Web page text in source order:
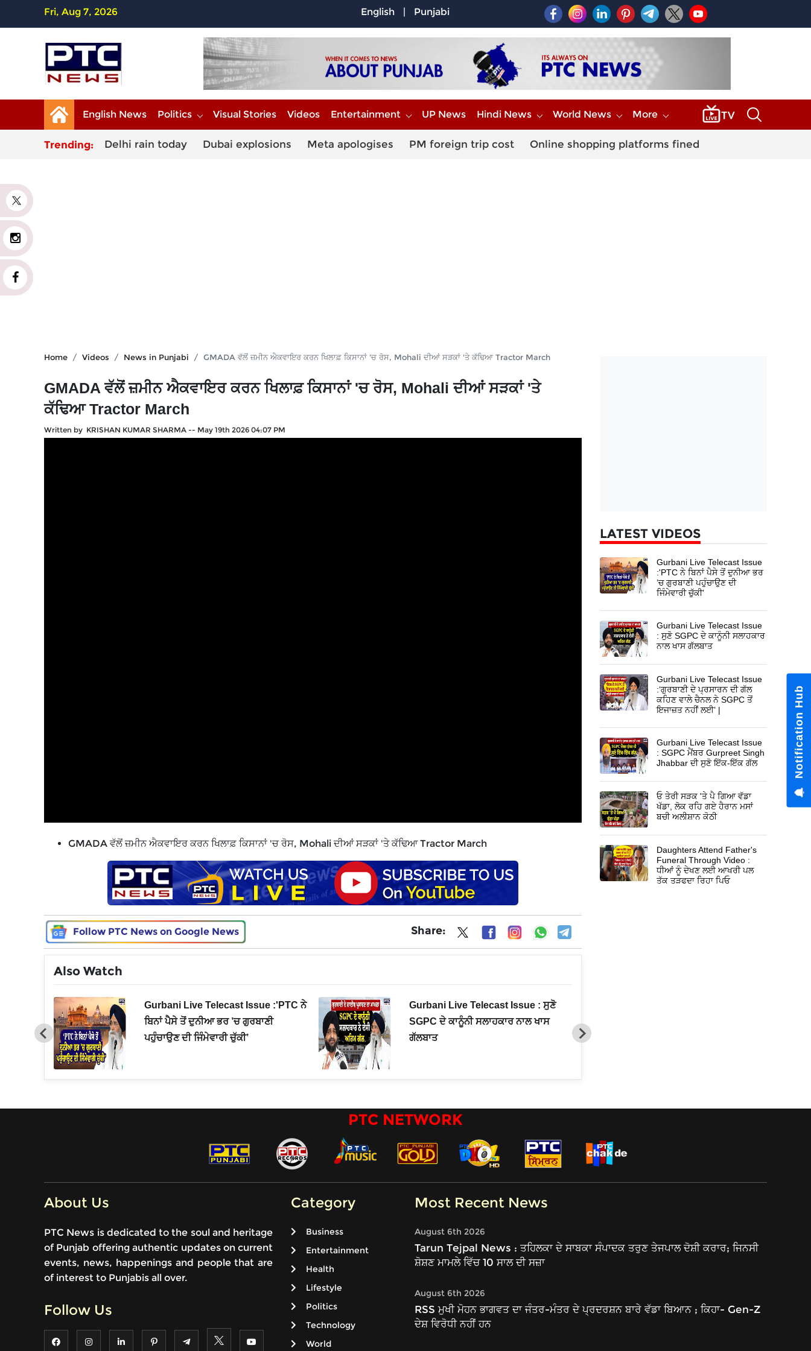
Fri, Aug 7, 2026 English | Punjabi
English News Politics Visual Stories Videos Entertainment UP News Hindi News World News More
Trending: Delhi rain today Dubai explosions Meta apologises PM foreign trip cost Online shopping platforms fined
Home Videos News in Punjabi GMADA ਵੱਲੋਂ ਜ਼ਮੀਨ ਐਕਵਾਇਰ ਕਰਨ ਖਿਲਾਫ਼ ਕਿਸਾਨਾਂ 'ਚ ਰੋਸ, Mohali ਦੀਆਂ ਸੜਕਾਂ 'ਤੇ ਕੱਢਿਆ Tractor March
GMADA ਵੱਲੋਂ ਜ਼ਮੀਨ ਐਕਵਾਇਰ ਕਰਨ ਖਿਲਾਫ਼ ਕਿਸਾਨਾਂ 'ਚ ਰੋਸ, Mohali ਦੀਆਂ ਸੜਕਾਂ 'ਤੇ
ਕੱਢਿਆ Tractor March
Written by KRISHAN KUMAR SHARMA -- May 19th 2026 04:07 PM
GMADA ਵੱਲੋਂ ਜ਼ਮੀਨ ਐਕਵਾਇਰ ਕਰਨ ਖਿਲਾਫ਼ ਕਿਸਾਨਾਂ 'ਚ ਰੋਸ, Mohali ਦੀਆਂ ਸੜਕਾਂ 'ਤੇ ਕੱਢਿਆ Tractor March
Follow PTC News on Google News Share:
Also Watch
Gurbani Live Telecast Issue :'PTC ਨੇ
ਬਿਨਾਂ ਪੈਸੇ ਤੋਂ ਦੁਨੀਆ ਭਰ ’ਚ ਗੁਰਬਾਣੀ
ਪਹੁੰਚਾਉਣ ਦੀ ਜਿੰਮੇਵਾਰੀ ਚੁੱਕੀ’
Gurbani Live Telecast Issue : ਸੁਣੋ
SGPC ਦੇ ਕਾਨੂੰਨੀ ਸਲਾਹਕਾਰ ਨਾਲ ਖਾਸ
ਗੱਲਬਾਤ
LATEST VIDEOS
Gurbani Live Telecast Issue
:'PTC ਨੇ ਬਿਨਾਂ ਪੈਸੇ ਤੋਂ ਦੁਨੀਆ ਭਰ
’ਚ ਗੁਰਬਾਣੀ ਪਹੁੰਚਾਉਣ ਦੀ
ਜਿੰਮੇਵਾਰੀ ਚੁੱਕੀ’
Gurbani Live Telecast Issue
: ਸੁਣੋ SGPC ਦੇ ਕਾਨੂੰਨੀ ਸਲਾਹਕਾਰ
ਨਾਲ ਖਾਸ ਗੱਲਬਾਤ
Gurbani Live Telecast Issue
:‘ਗੁਰਬਾਣੀ ਦੇ ਪ੍ਰਸਾਰਨ ਦੀ ਗੱਲ
ਕਹਿਣ ਵਾਲੇ ਚੈਨਲ ਨੇ SGPC ਤੋਂ
ਇਜਾਜ਼ਤ ਨਹੀਂ ਲਈ’ |
Gurbani Live Telecast Issue
: SGPC ਮੈਂਬਰ Gurpreet Singh
Jhabbar ਦੀ ਸੁਣੋ ਇੱਕ-ਇੱਕ ਗੱਲ
ਓ ਤੇਰੀ ਸੜਕ 'ਤੇ ਪੈ ਗਿਆ ਵੱਡਾ
ਖੱਡਾ, ਲੋਕ ਰਹਿ ਗਏ ਹੈਰਾਨ ਮਸਾਂ
ਬਚੀ ਅਲੀਸ਼ਾਨ ਕੋਠੀ
Daughters Attend Father's
Funeral Through Video :
ਧੀਆਂ ਨੂੰ ਦੇਖਣ ਲਈ ਆਖਰੀ ਪਲ
ਤੱਕ ਤੜਫਦਾ ਰਿਹਾ ਪਿਓ
PTC NETWORK
About Us
PTC News is dedicated to the soul and heritage
of Punjab offering authentic updates on current
events, news, happenings and people that are
of interest to Punjabis all over.
Follow Us
Category
Business
Entertainment
Health
Lifestyle
Politics
Technology
World
Most Recent News
August 6th 2026
Tarun Tejpal News : ਤਹਿਲਕਾ ਦੇ ਸਾਬਕਾ ਸੰਪਾਦਕ ਤਰੁਣ ਤੇਜਪਾਲ ਦੋਸ਼ੀ ਕਰਾਰ; ਜਿਨਸੀ
ਸ਼ੋਸ਼ਣ ਮਾਮਲੇ ਵਿੱਚ 10 ਸਾਲ ਦੀ ਸਜ਼ਾ
August 6th 2026
RSS ਮੁਖੀ ਮੋਹਨ ਭਾਗਵਤ ਦਾ ਜੰਤਰ-ਮੰਤਰ ਦੇ ਪ੍ਰਦਰਸ਼ਨ ਬਾਰੇ ਵੱਡਾ ਬਿਆਨ ; ਕਿਹਾ- Gen-Z
ਦੇਸ਼ ਵਿਰੋਧੀ ਨਹੀਂ ਹਨ
Notification Hub